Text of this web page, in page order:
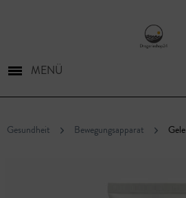
MENÜ
Gesundheit Bewegungsapparat